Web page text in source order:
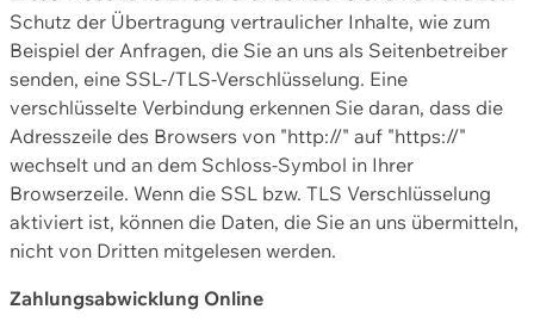
Schutz der Übertragung vertraulicher Inhalte, wie zum
Beispiel der Anfragen, die Sie an uns als Seitenbetreiber
senden, eine SSL-/TLS-Verschlüsselung. Eine
verschlüsselte Verbindung erkennen Sie daran, dass die
Adresszeile des Browsers von "http://" auf "https://"
wechselt und an dem Schloss-Symbol in Ihrer
Browserzeile. Wenn die SSL bzw. TLS Verschlüsselung
aktiviert ist, können die Daten, die Sie an uns übermitteln,
nicht von Dritten mitgelesen werden.
Zahlungsabwicklung Online